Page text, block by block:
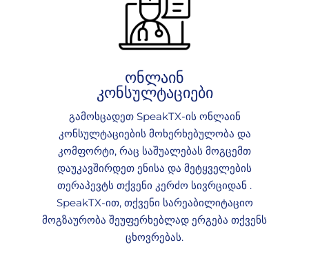
ონლაინ
კონსულტაციები
გამოსცადეთ SpeakTX-ის ონლაინ
კონსულტაციების მოხერხებულობა და
კომფორტი, რაც საშუალებას მოგცემთ
დაუკავშირდეთ ენისა და მეტყველების
თერაპევტს თქვენი კერძო სივრციდან .
SpeakTX-ით, თქვენი სარეაბილიტაციო
მოგზაურობა შეუფერხებლად ერგება თქვენს
ცხოვრებას.